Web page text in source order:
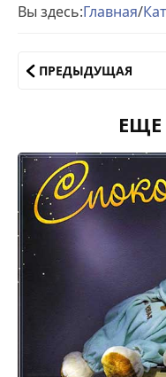
Вы здесь:Главная/
ПРЕДЫДУЩАЯ